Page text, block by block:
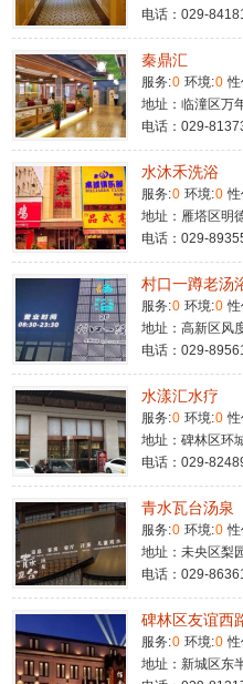
电话：029-
秦鼎汇
服务:0 环境:0 性
地址：临潼区万
电话：029-
水沐禾洗浴
服务:0 环境:0 性
地址：雁塔区明
电话：029-
村口一蹲老汤
服务:0 环境:0 性
地址：高新区风
电话：029-
水漾汇水疗
服务:0 环境:0 性
地址：碑林区环
电话：029-
青水瓦台汤泉
服务:0 环境:0 性
地址：未央区梨
电话：029-
碑林区友谊西
服务:0 环境:0 性
地址：新城区东